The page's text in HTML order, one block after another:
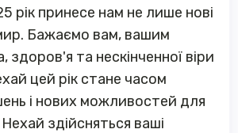
рік принесе нам не лише нові
Бажаємо вам, вашим
та нескінченної віри
цей рік стане часом
і нових можливостей для
здійсняться ваші